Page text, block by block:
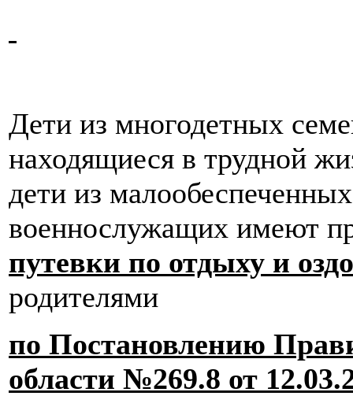
Дети из многодетных
находящиеся в трудной
дети из
военнослужащих имеют
путевки по отдыху и
родителями
по Постановлению
области №269.8 от